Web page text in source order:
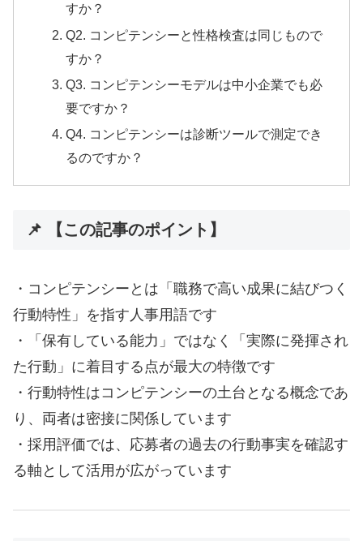
すか？
Q2. コンピテンシーと性格検査は同じもので
すか？
Q3. コンピテンシーモデルは中小企業でも必
要ですか？
Q4. コンピテンシーは診断ツールで測定でき
るのですか？
📌 【この記事のポイント】
・コンピテンシーとは「職務で高い成果に結びつく
行動特性」を指す人事用語です
・「保有している能力」ではなく「実際に発揮され
た行動」に着目する点が最大の特徴です
・行動特性はコンピテンシーの土台となる概念であ
り、両者は密接に関係しています
・採用評価では、応募者の過去の行動事実を確認す
る軸として活用が広がっています